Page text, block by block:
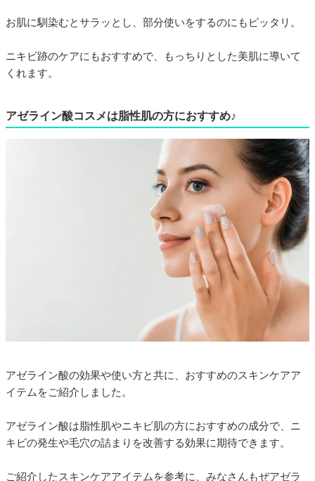
お肌に馴染むとサラッとし、部分使いをするのにもピッタリ。
ニキビ跡のケアにもおすすめで、もっちりとした美肌に導いて
くれます。
アゼライン酸コスメは脂性肌の方におすすめ♪
アゼライン酸の効果や使い方と共に、おすすめのスキンケアア
イテムをご紹介しました。
アゼライン酸は脂性肌やニキビ肌の方におすすめの成分で、ニ
キビの発生や毛穴の詰まりを改善する効果に期待できます。
ご紹介したスキンケアアイテムを参考に、みなさんもぜアゼラ